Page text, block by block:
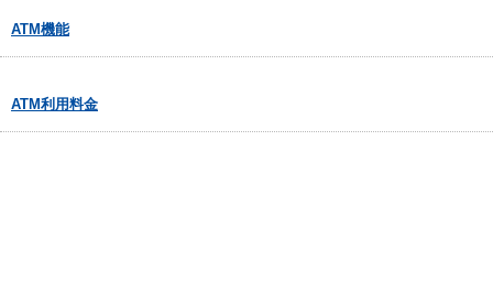
ATM機能
ATM利用料金